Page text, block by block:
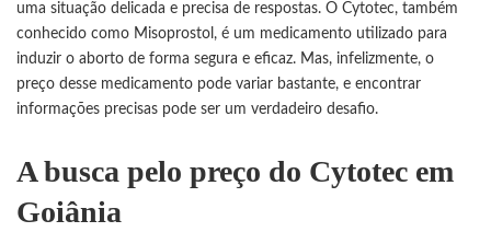
uma situação delicada e precisa de respostas. O Cytotec, também
conhecido como Misoprostol, é um medicamento utilizado para
induzir o aborto de forma segura e eficaz. Mas, infelizmente, o
preço desse medicamento pode variar bastante, e encontrar
informações precisas pode ser um verdadeiro desafio.
A busca pelo preço do Cytotec em
Goiânia